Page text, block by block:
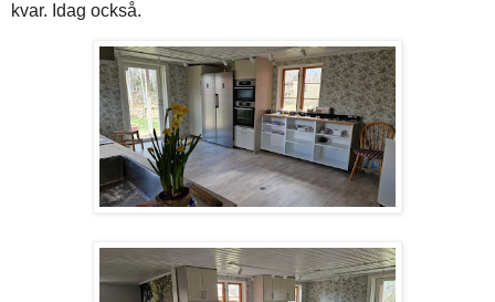
kvar. Idag också.